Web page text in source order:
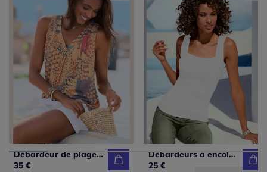
Débardeur de plage à encolure en V avec larges bretelles et imprimé unique
35 €
Débardeurs à encolure carrée basiques faciles à associer
25 €